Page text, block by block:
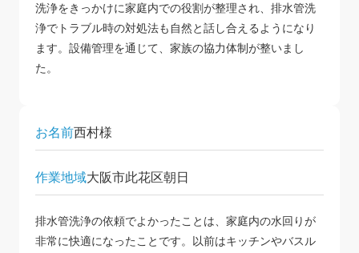
洗浄をきっかけに家庭内での役割が整理され、排水管洗
浄でトラブル時の対処法も自然と話し合えるようになり
ます。設備管理を通じて、家族の協力体制が整いまし
た。
お名前西村様
作業地域大阪市此花区朝日
排水管洗浄の依頼でよかったことは、家庭内の水回りが
非常に快適になったことです。以前はキッチンやバスル